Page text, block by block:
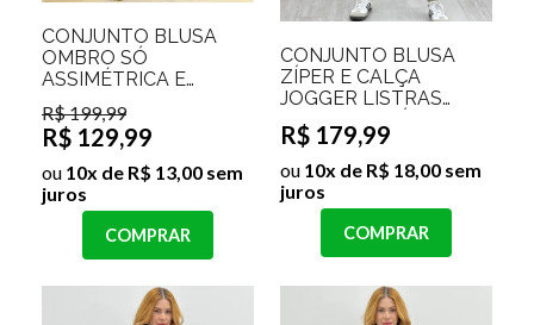
CONJUNTO BLUSA
OMBRO SÓ
ASSIMÉTRICA E
CALÇA PANTALONA
INGRID
R$ 199,99
R$ 129,99
ou 10x de R$ 13,00 sem
juros
COMPRAR
CONJUNTO BLUSA
ZÍPER E CALÇA
JOGGER LISTRAS
LATERAIS TAÍSE
R$ 179,99
ou 10x de R$ 18,00 sem
juros
COMPRAR